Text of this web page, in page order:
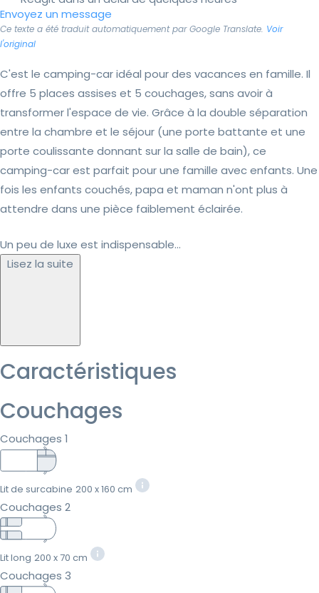
Envoyez un message
Ce texte a été traduit automatiquement par Google Translate. Voir
l'original
C'est le camping-car idéal pour des vacances en famille. Il
offre 5 places assises et 5 couchages, sans avoir à
transformer l'espace de vie. Grâce à la double séparation
entre la chambre et le séjour (une porte battante et une
porte coulissante donnant sur la salle de bain), ce
camping-car est parfait pour une famille avec enfants. Une
fois les enfants couchés, papa et maman n'ont plus à
attendre dans une pièce faiblement éclairée.
Un peu de luxe est indispensable...
Lisez la suite
Caractéristiques
Couchages
Couchages 1
Lit de surcabine 200 x 160 cm
Couchages 2
Lit long 200 x 70 cm
Couchages 3